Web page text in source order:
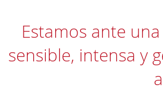
Estamos ante
sensible, intensa y